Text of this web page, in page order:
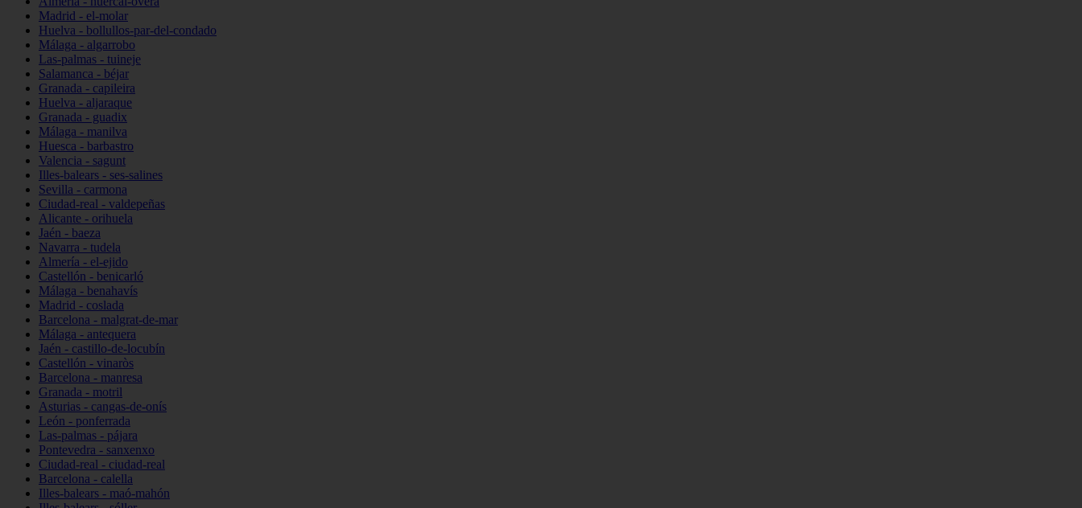
Madrid - el-molar
Huelva - bollullos-par-del-condado
Málaga - algarrobo
Las-palmas - tuineje
Salamanca - béjar
Granada - capileira
Huelva - aljaraque
Granada - guadix
Málaga - manilva
Huesca - barbastro
Valencia - sagunt
Illes-balears - ses-salines
Sevilla - carmona
Ciudad-real - valdepeñas
Alicante - orihuela
Jaén - baeza
Navarra - tudela
Almería - el-ejido
Castellón - benicarló
Málaga - benahavís
Madrid - coslada
Barcelona - malgrat-de-mar
Málaga - antequera
Jaén - castillo-de-locubín
Castellón - vinaròs
Barcelona - manresa
Granada - motril
Asturias - cangas-de-onís
León - ponferrada
Las-palmas - pájara
Pontevedra - sanxenxo
Ciudad-real - ciudad-real
Barcelona - calella
Illes-balears - maó-mahón